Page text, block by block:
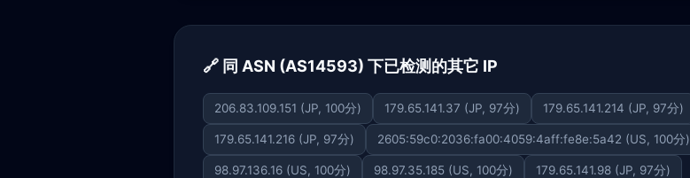
🔗 同 ASN (AS14593) 下已检测的其它 IP
206.83.109.151 (JP, 100分) 179.65.141.37 (JP, 97分) 179.65.141.214 (JP, 97分)
179.65.141.216 (JP, 97分) 2605:59c0:2036:fa00:4059:4aff:fe8e:5a42 (US, 100分)
98.97.136.16 (US, 100分) 98.97.35.185 (US, 100分) 179.65.141.98 (JP, 97分)